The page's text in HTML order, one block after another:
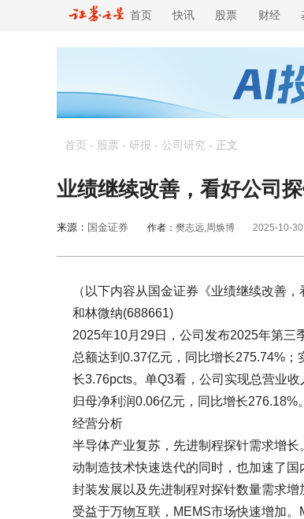
首页 快讯 股票 财经
首页 - 股票 - 研报 - 公司研究 - 正文
业绩继续改善，看好公司
来源： 国金证券 作者： 樊志远,周焕博 2025-10-
（以下内容从国金证券《业绩继续改善
和林微纳(688661)
2025年10月29日，公司发布2025年第三
总额达到0.37亿元，同比增长275.74%
长3.76pcts。单Q3看，公司实现总营业
归母净利润0.06亿元，同比增长276.18%。
经营分析
半导体产业复苏，先进制程探针需求增
动制造技术快速迭代的同时，也加速了
封装发展以及先进制程对探针数量需求
受益于万物互联，MEMS市场快速增加